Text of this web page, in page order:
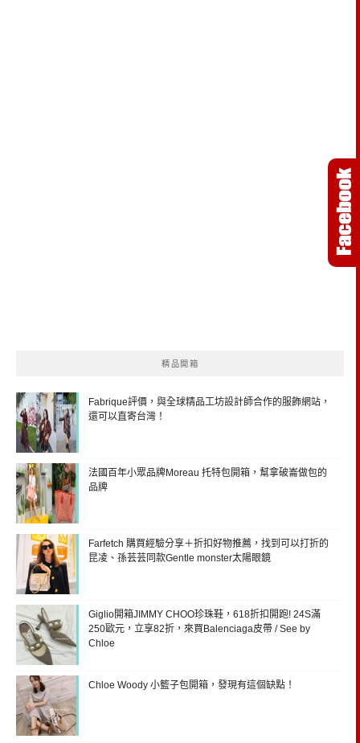
精品開箱
Fabrique評價，與全球精品工坊設計師合作的服飾網站，
還可以直寄台灣！
法國百年小眾品牌Moreau 托特包開箱，幫拿破崙做包的
品牌
Farfetch 購買經驗分享＋折扣好物推薦，找到可以打折的
昆凌、孫芸芸同款Gentle monster太陽眼鏡
Giglio開箱JIMMY CHOO珍珠鞋，618折扣開跑! 24S滿
250歐元，立享82折，來買Balenciaga皮帶 / See by
Chloe
Chloe Woody 小籃子包開箱，發現有這個缺點！